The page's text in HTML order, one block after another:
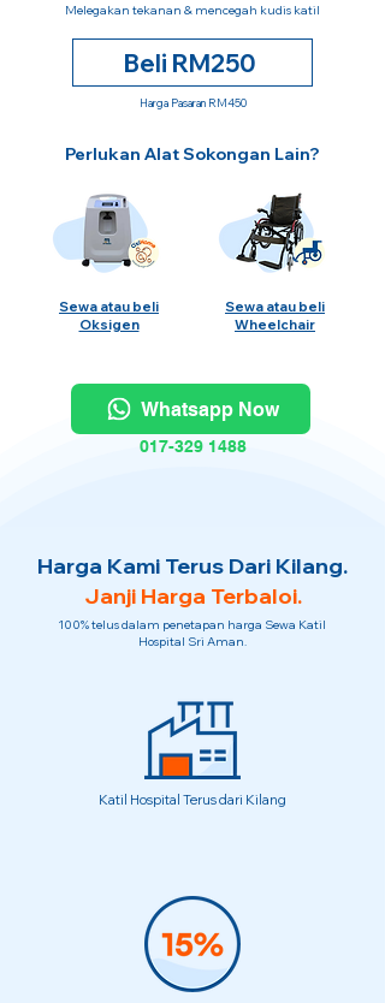
Melegakan tekanan & mencegah kudis katil
Beli RM250
Harga Pasaran RM450
Perlukan Alat Sokongan Lain?
Sewa atau beli
Oksigen
Sewa atau beli
Wheelchair
Whatsapp Now
017-329 1488
Harga Kami Terus Dari Kilang.
Janji Harga Terbaloi.
100% telus dalam penetapan harga Sewa Katil
Hospital Sri Aman.
Katil Hospital Terus dari Kilang